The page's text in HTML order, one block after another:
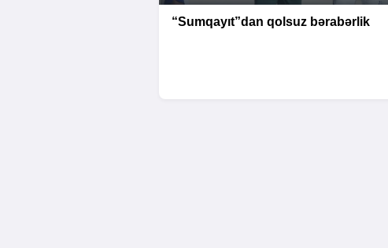
“Sumqayıt”dan qolsuz bərabərlik